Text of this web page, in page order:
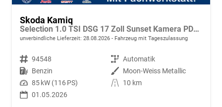
Skoda Kamiq
Selection 1.0 TSI DSG 17 Zoll Sunset Kamera PDC v+h
unverbindliche Lieferzeit: 28.08.2026 Fahrzeug mit Tageszulassung
Fahrzeugnr. 94548 Getriebe Automatik
Kraftstoff Benzin Außenfarbe Moon-Weiss Metallic
Leistung 85 kW (116 PS) Kilometerstand
10 km
01.05.2026